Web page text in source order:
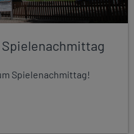
Spielenachmittag!